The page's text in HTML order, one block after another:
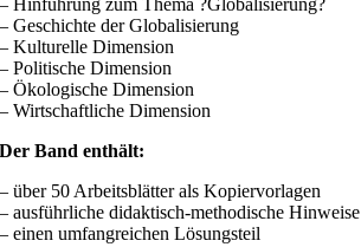
– Hinführung zum Thema ?Globalisierung?
– Geschichte der Globalisierung
– Kulturelle Dimension
– Politische Dimension
– Ökologische Dimension
– Wirtschaftliche Dimension
Der Band enthält:
– über 50 Arbeitsblätter als Kopiervorlagen
– ausführliche didaktisch-methodische Hinweise
– einen umfangreichen Lösungsteil